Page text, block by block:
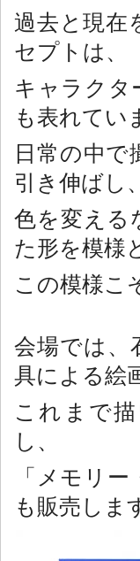
過去と現在
セプトは、
キャラクタ
も表れてい
日常の中
引き伸ばし
色を変える
た形を模様
この模様こ
会場では、
具による絵
これまで
し、
「メモリ
も販売しま